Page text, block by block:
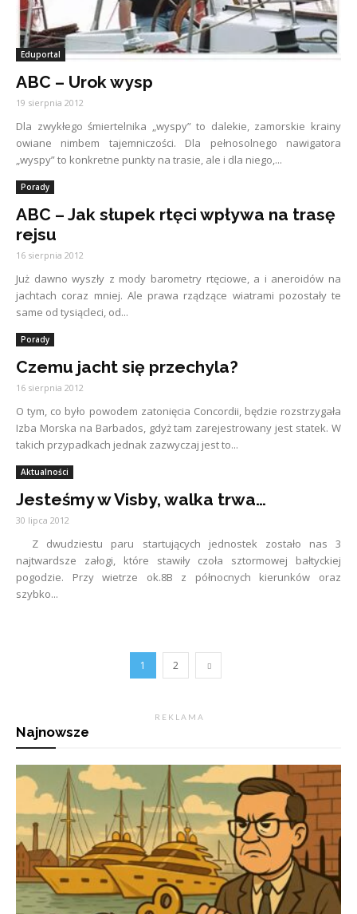
Eduportal
ABC – Urok wysp
19 sierpnia 2012
Dla zwykłego śmiertelnika „wyspy” to dalekie, zamorskie krainy
owiane nimbem tajemniczości. Dla pełnosolnego nawigatora
„wyspy” to konkretne punkty na trasie, ale i dla niego,...
Porady
ABC – Jak słupek rtęci wpływa na trasę
rejsu
16 sierpnia 2012
Już dawno wyszły z mody barometry rtęciowe, a i aneroidów na
jachtach coraz mniej. Ale prawa rządzące wiatrami pozostały te
same od tysiącleci, od...
Porady
Czemu jacht się przechyla?
16 sierpnia 2012
O tym, co było powodem zatonięcia Concordii, będzie rozstrzygała
Izba Morska na Barbados, gdyż tam zarejestrowany jest statek. W
takich przypadkach jednak zazwyczaj jest to...
Aktualności
Jesteśmy w Visby, walka trwa…
30 lipca 2012
Z dwudziestu paru startujących jednostek zostało nas 3
najtwardsze załogi, które stawiły czoła sztormowej bałtyckiej
pogodzie. Przy wietrze ok.8B z północnych kierunków oraz
szybko...
1 2
R E K L A M A
Najnowsze